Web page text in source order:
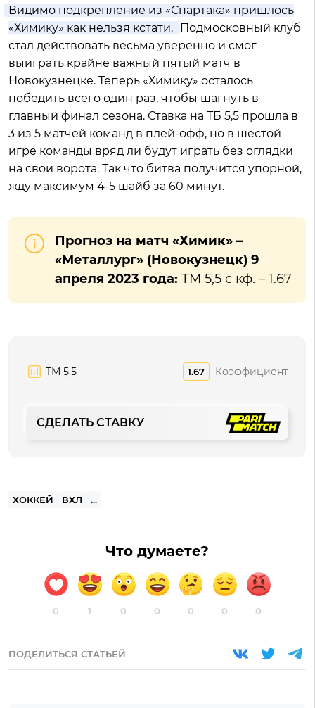
Видимо подкрепление из «Спартака» пришлось
«Химику» как нельзя кстати. Подмосковный клуб
стал действовать весьма уверенно и смог
выиграть крайне важный пятый матч в
Новокузнецке. Теперь «Химику» осталось
победить всего один раз, чтобы шагнуть в
главный финал сезона. Ставка на ТБ 5,5 прошла в
3 из 5 матчей команд в плей-офф, но в шестой
игре команды вряд ли будут играть без оглядки
на свои ворота. Так что битва получится упорной,
жду максимум 4-5 шайб за 60 минут.
Прогноз на матч «Химик» –
«Металлург» (Новокузнецк) 9
апреля 2023 года: ТМ 5,5 с кф. – 1.67
ТМ 5,5 1.67 Коэффициент
СДЕЛАТЬ СТАВКУ
ХОККЕЙ ВХЛ ...
Что думаете?
0 1 0 0 0 0 0
ПОДЕЛИТЬСЯ СТАТЬЕЙ